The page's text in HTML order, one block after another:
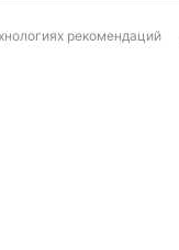
рекомендаций